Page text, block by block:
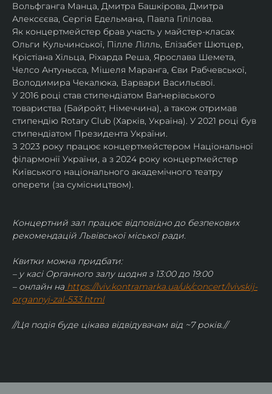
Вольфганга Манца, Дмитра Башкірова, Дмитра
Алексєєва, Сергія Едельмана, Павла Гілілова.
Як концертмейстер брав участь у майстер-класах
Ольги Кульчинської, Пілле Лілль, Елізабет Шютцер,
Крістіана Хільца, Ріхарда Реша, Ярослава Шемета,
Челсо Антуньєса, Мішеля Маранга, Єви Рабчевської,
Володимира Чекалюка, Варвари Васильєвої.
У 2016 році став стипендіатом Ваґнерівського
товариства (Байройт, Німеччина), а також отримав
стипендію Rotary Club (Харків, Україна). У 2021 році був
стипендіатом Президента України.
З 2023 року працює концертмейстером Національної
філармонії України, а з 2024 року концертмейстер
Київського національного академічного театру
оперети (за сумісництвом).
Концертний зал працює відповідно до безпекових
рекомендацій Львівської міської ради.
Квитки можна придбати:
– у касі Органного залу щодня з 13:00 до 19:00
– онлайн на https://lviv.kontramarka.ua/uk/concert/lvivskij-
organnyj-zal-533.html
//Ця подія буде цікава відвідувачам від ~7 років.//